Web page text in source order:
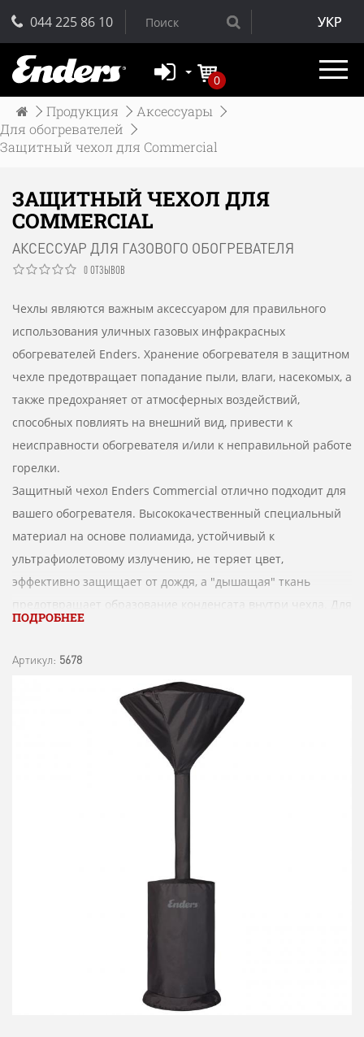
044 225 86 10 УКР
0
Продукция
Аксессуары
Для обогревателей
Защитный чехол для Commercial
ЗАЩИТНЫЙ ЧЕХОЛ ДЛЯ
COMMERCIAL
АКСЕССУАР ДЛЯ ГАЗОВОГО ОБОГРЕВАТЕЛЯ
0 ОТЗЫВОВ
Чехлы являются важным аксессуаром для правильного
использования уличных газовых инфракрасных
обогревателей Enders. Хранение обогревателя в защитном
чехле предотвращает попадание пыли, влаги, насекомых, а
также предохраняет от атмосферных воздействий,
способных повлиять на внешний вид, привести к
неисправности обогревателя и/или к неправильной работе
горелки.
Защитный чехол Enders Commercial отлично подходит для
вашего обогревателя. Высококачественный специальный
материал на основе полиамида, устойчивый к
ультрафиолетовому излучению, не теряет цвет,
эффективно защищает от дождя, а "дышащая" ткань
предотвращает образование конденсата внутри чехла. Для
удобства хранения в нижней части чехла встроены
фиксацию с основанием обогревателя.
ПОДРОБНЕЕ
Артикул: 5678